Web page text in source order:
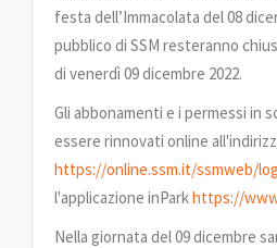
festa dell’Immacolata del 08
pubblico di SSM resteranno
di venerdì 09 dicembre 2022.
Gli abbonamenti e i permessi in
essere rinnovati online
https://online.ssm.it/ssmweb/
l'applicazione inParkhttps://
Nella giornata del 09 dicembre